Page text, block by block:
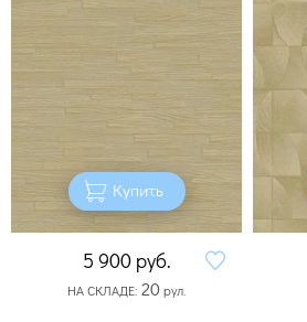
Купить
5 900 руб.
НА СКЛАДЕ: 20рул.